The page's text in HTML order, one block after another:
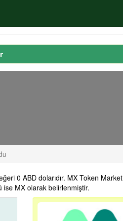
0 ABD dolarıdır. MX Token Market
ise MX olarak belirlenmiştir.